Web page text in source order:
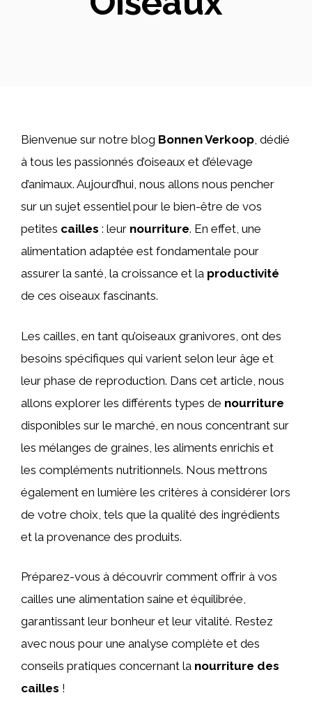
Bienvenue sur notre blog Bonnen Verkoop, dédié
à tous les passionnés d’oiseaux et d’élevage
d’animaux. Aujourd’hui, nous allons nous pencher
sur un sujet essentiel pour le bien-être de vos
petites cailles : leur nourriture. En effet, une
alimentation adaptée est fondamentale pour
assurer la santé, la croissance et la productivité
de ces oiseaux fascinants.
Les cailles, en tant qu’oiseaux granivores, ont des
besoins spécifiques qui varient selon leur âge et
leur phase de reproduction. Dans cet article, nous
allons explorer les différents types de nourriture
disponibles sur le marché, en nous concentrant sur
les mélanges de graines, les aliments enrichis et
les compléments nutritionnels. Nous mettrons
également en lumière les critères à considérer lors
de votre choix, tels que la qualité des ingrédients
et la provenance des produits.
Préparez-vous à découvrir comment offrir à vos
cailles une alimentation saine et équilibrée,
garantissant leur bonheur et leur vitalité. Restez
avec nous pour une analyse complète et des
conseils pratiques concernant la nourriture des
cailles !